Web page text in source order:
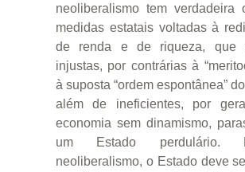
neoliberalismo tem verdadeira
medidas estatais voltadas à
de renda e de riqueza, que
injustas, por contrárias à
à suposta “ordem espontânea”
além de ineficientes, por
economia sem dinamismo,
um Estado perdulário.
neoliberalismo, o Estado deve